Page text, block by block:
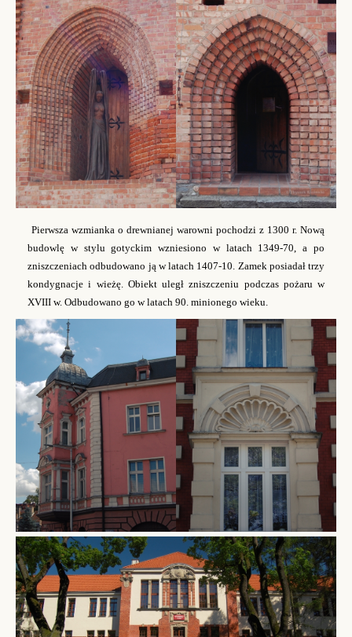
Pierwsza wzmianka o drewnianej warowni pochodzi z 1300 r. Nową
budowlę w stylu gotyckim wzniesiono w latach 1349-70, a po
zniszczeniach odbudowano ją w latach 1407-10. Zamek posiadał trzy
kondygnacje i wieżę. Obiekt uległ zniszczeniu podczas pożaru w
XVIII w. Odbudowano go w latach 90. minionego wieku.